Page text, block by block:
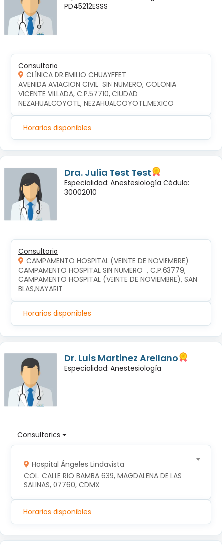
PD45212ESSS
Consultorio
CLÍNICA DR.EMILIO CHUAYFFET
AVENIDA AVIACION CIVIL  SIN NUMERO, COLONIA
VICENTE VILLADA, C.P.57710, CIUDAD
NEZAHUALCOYOTL, NEZAHUALCOYOTL,MEXICO
Horarios disponibles
Dra. Julia Test Test
Especialidad: Anestesiología Cédula:
30002010
Consultorio
CAMPAMENTO HOSPITAL (VEINTE DE NOVIEMBRE)
CAMPAMENTO HOSPITAL SIN NUMERO  , C.P.63779,
CAMPAMENTO HOSPITAL (VEINTE DE NOVIEMBRE), SAN
BLAS,NAYARIT
Horarios disponibles
Dr. Luis Martinez Arellano
Especialidad: Anestesiología
Consultorios
Hospital Ángeles Lindavista
COL. CALLE RIO BAMBA 639, MAGDALENA DE LAS
SALINAS, 07760, CDMX
Horarios disponibles